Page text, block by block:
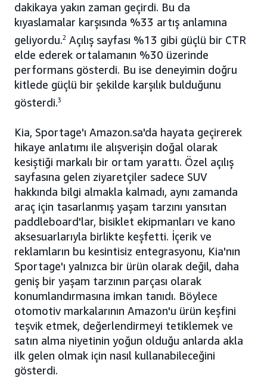
dakikaya yakın zaman geçirdi. Bu da
kıyaslamalar karşısında %33 artış anlamına
geliyordu.2 Açılış sayfası %13 gibi güçlü bir CTR
elde ederek ortalamanın %30 üzerinde
performans gösterdi. Bu ise deneyimin doğru
kitlede güçlü bir şekilde karşılık bulduğunu
gösterdi.3
Kia, Sportage'ı Amazon.sa'da hayata geçirerek
hikaye anlatımı ile alışverişin doğal olarak
kesiştiği markalı bir ortam yarattı. Özel açılış
sayfasına gelen ziyaretçiler sadece SUV
hakkında bilgi almakla kalmadı, aynı zamanda
araç için tasarlanmış yaşam tarzını yansıtan
paddleboard'lar, bisiklet ekipmanları ve kano
aksesuarlarıyla birlikte keşfetti. İçerik ve
reklamların bu kesintisiz entegrasyonu, Kia'nın
Sportage'ı yalnızca bir ürün olarak değil, daha
geniş bir yaşam tarzının parçası olarak
konumlandırmasına imkan tanıdı. Böylece
otomotiv markalarının Amazon'u ürün keşfini
teşvik etmek, değerlendirmeyi tetiklemek ve
satın alma niyetinin yoğun olduğu anlarda akla
ilk gelen olmak için nasıl kullanabileceğini
gösterdi.